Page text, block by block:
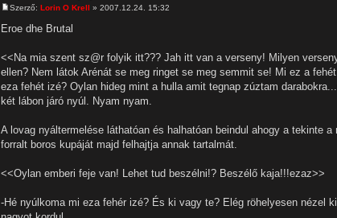
Szerző: Lorin O Krell » 2007.12.24. 15:32
Eroe dhe Brutal
<<Na mia szent sz@r folyik itt??? Jah itt van a verseny! Milyen
ellen? Nem látok Arénát se meg ringet se meg semmit se! Mi ez a
eza fehét izé? Oylan hideg mint a hulla amit tegnap zúztam
két lábon járó nyúl. Nyam nyam.
A lovag nyáltermelése láthatóan és halhatóan beindul ahogy a tekinte
forralt boros kupáját majd felhajtja annak tartalmát.
<<Oylan emberi feje van! Lehet tud beszélni!? Beszélő kaja!!!ezaz>>
-Hé nyúlkoma mi eza fehér izé? És ki vagy te? Elég röhelyesen nézel